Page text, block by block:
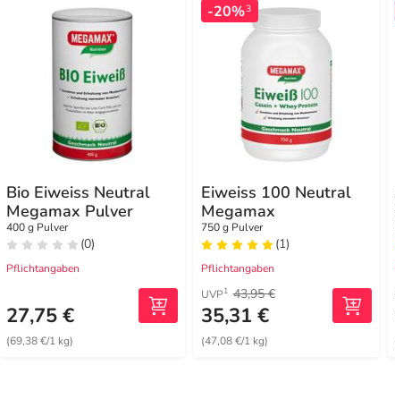
Bio Eiweiss Neutral
Megamax Pulver
400 g Pulver
(0)
Pflichtangaben
27,75 €
(69,38 €/1 kg)
-20%3
Eiweiss 100 Neutral
Megamax
750 g Pulver
(1)
Pflichtangaben
UVP1 43,95 €
35,31 €
(47,08 €/1 kg)